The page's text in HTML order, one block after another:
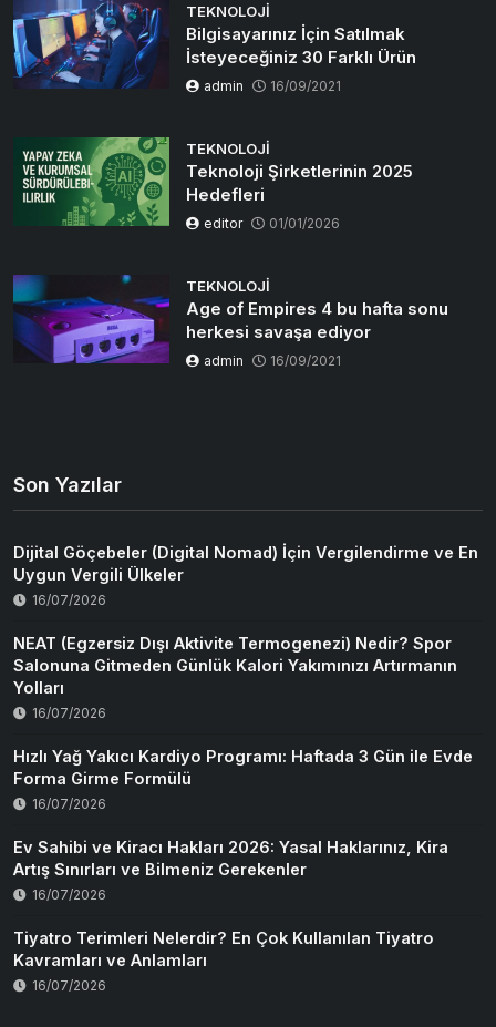
TEKNOLOJI
Bilgisayarınız İçin Satılmak
İsteyeceğiniz 30 Farklı Ürün
admin 16/09/2021
TEKNOLOJI
Teknoloji Şirketlerinin 2025
Hedefleri
editor 01/01/2026
TEKNOLOJI
Age of Empires 4 bu hafta sonu
herkesi savaşa ediyor
admin 16/09/2021
Son Yazılar
Dijital Göçebeler (Digital Nomad) İçin Vergilendirme ve En
Uygun Vergili Ülkeler
16/07/2026
NEAT (Egzersiz Dışı Aktivite Termogenezi) Nedir? Spor
Salonuna Gitmeden Günlük Kalori Yakımınızı Artırmanın
Yolları
16/07/2026
Hızlı Yağ Yakıcı Kardiyo Programı: Haftada 3 Gün ile Evde
Forma Girme Formülü
16/07/2026
Ev Sahibi ve Kiracı Hakları 2026: Yasal Haklarınız, Kira
Artış Sınırları ve Bilmeniz Gerekenler
16/07/2026
Tiyatro Terimleri Nelerdir? En Çok Kullanılan Tiyatro
Kavramları ve Anlamları
16/07/2026